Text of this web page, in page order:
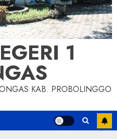
1
KAB. PROBOLINGGO